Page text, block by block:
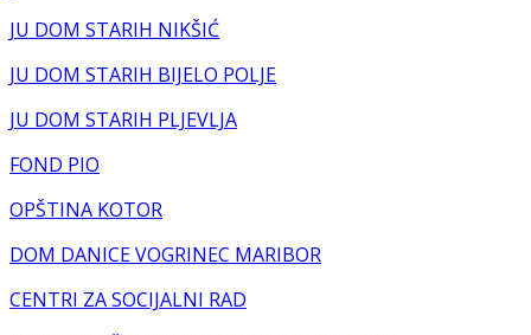
JU DOM STARIH NIKŠIĆ
JU DOM STARIH BIJELO POLJE
JU DOM STARIH PLJEVLJA
FOND PIO
OPŠTINA KOTOR
DOM DANICE VOGRINEC MARIBOR
CENTRI ZA SOCIJALNI RAD